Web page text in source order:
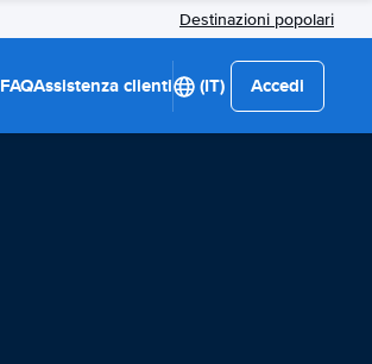
Destinazioni popolari
FAQAssistenza clienti (IT) Accedi